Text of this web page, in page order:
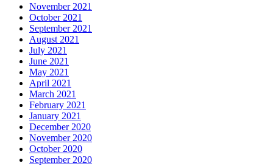
November 2021
October 2021
September 2021
August 2021
July 2021
June 2021
May 2021
April 2021
March 2021
February 2021
January 2021
December 2020
November 2020
October 2020
September 2020